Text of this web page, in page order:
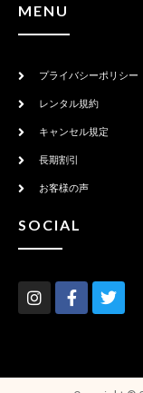
MENU
プライバシーポリシー
レンタル規約
キャンセル規定
長期割引
お客様の声
SOCIAL